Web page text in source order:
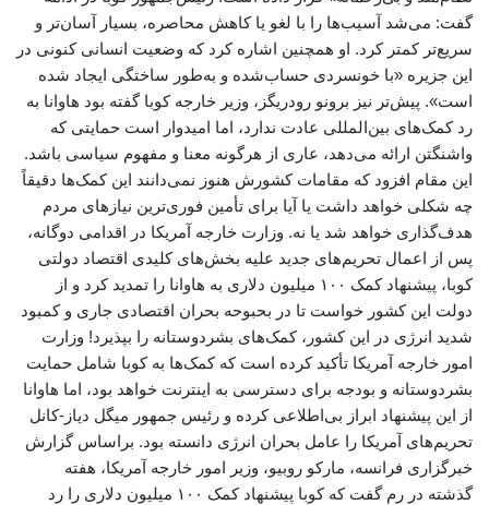
گفت: می‌شد آسیب‌ها را با لغو یا کاهش محاصره، بسیار آسان‌تر و
سریع‌تر کمتر کرد. او همچنین اشاره کرد که وضعیت انسانی کنونی در
این جزیره «با خونسردی حساب‌شده و به‌طور ساختگی ایجاد شده
است». پیش‌تر نیز برونو رودریگز، وزیر خارجه کوبا گفته بود هاوانا به
رد کمک‌های بین‌المللی عادت ندارد، اما امیدوار است حمایتی که
واشنگتن ارائه می‌دهد، عاری از هرگونه معنا و مفهوم سیاسی باشد.
این مقام افزود که مقامات کشورش هنوز نمی‌دانند این کمک‌ها دقیقاً
چه شکلی خواهد داشت یا آیا برای تأمین فوری‌ترین نیازهای مردم
هدف‌گذاری خواهد شد یا نه. وزارت خارجه آمریکا در اقدامی دوگانه،
پس از اعمال تحریم‌های جدید علیه بخش‌های کلیدی اقتصاد دولتی
کوبا، پیشنهاد کمک ۱۰۰ میلیون دلاری به هاوانا را تمدید کرد و از
دولت این کشور خواست تا در بحبوحه بحران اقتصادی جاری و کمبود
شدید انرژی در این کشور، کمک‌های بشردوستانه را بپذیرد! وزارت
امور خارجه آمریکا تأکید کرده است که کمک‌ها به کوبا شامل حمایت
بشردوستانه و بودجه برای دسترسی به اینترنت خواهد بود، اما هاوانا
از این پیشنهاد ابراز بی‌اطلاعی کرده و رئیس جمهور میگل دیاز-کانل
تحریم‌های آمریکا را عامل بحران انرژی دانسته بود. براساس گزارش
خبرگزاری فرانسه، مارکو روبیو، وزیر امور خارجه آمریکا، هفته
گذشته در رم گفت که کوبا پیشنهاد کمک ۱۰۰ میلیون دلاری را رد